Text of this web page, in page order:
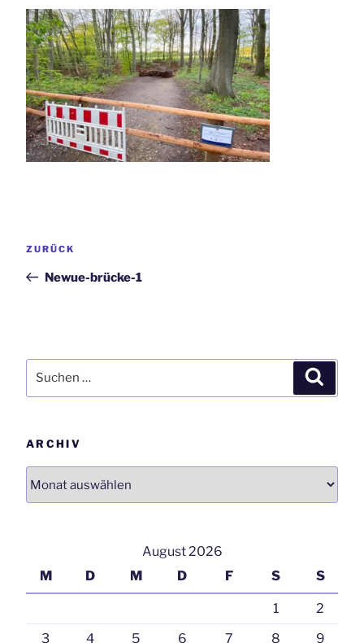
Vorheriger
ZURÜCK
Newue-brücke-1
nach:
ARCHIV
August 2026
M
D M D F S S
1
2
3
4 5 6 7 8 9